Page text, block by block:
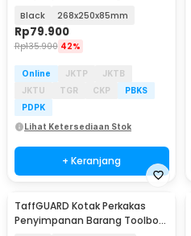
Black 268x250x85mm
Rp79.900
Rp135.900 42%
Online JKTP
JKTB
JKTU
TGR CKP
PBKS
PDPK
Lihat Ketersediaan Stok
+ Keranjang
TaffGUARD Kotak Perkakas
Penyimpanan Barang Toolbox